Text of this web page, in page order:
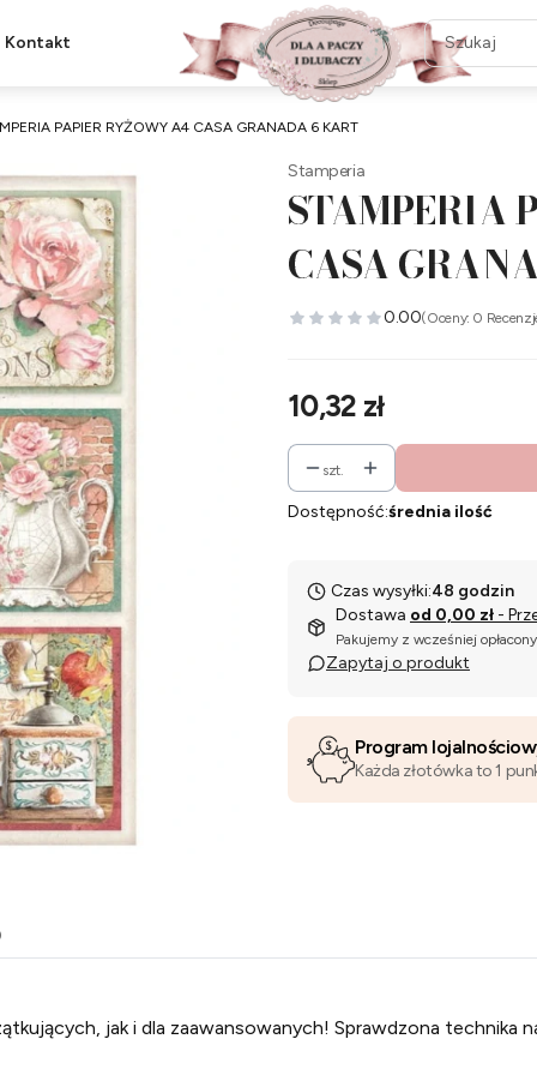
Kontakt
PAPIER RYŻOWY A4 CASA GRANADA 6 KART
Stamperia
STAMPERIA
CASA
0.00(Oceny: 0
Cena
10,32 zł
szt.
Dostępność:średnia ilość
Czas wysyłki:48 godzin
Dostawa od 0,00 zł -
Pakujemy z wcześniej
Zapytaj o produkt
Program
Każda złotówka to 1
jak i dla zaawansowanych! Sprawdzona